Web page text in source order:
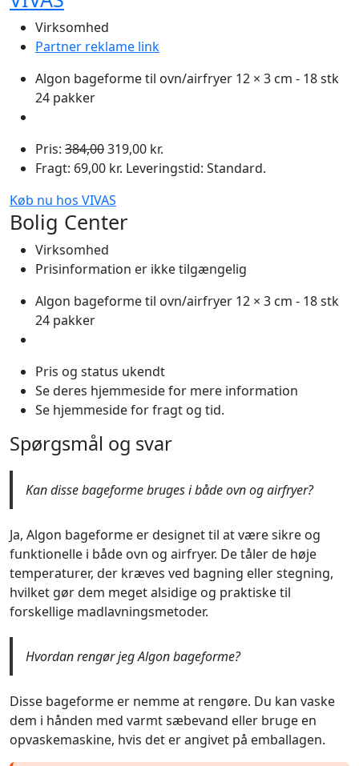
Virksomhed
Partner reklame link
Algon bageforme til ovn/airfryer 12 × 3 cm - 18 stk
24 pakker
Pris: 384,00319,00 kr.
Fragt: 69,00 kr. Leveringstid: Standard.
Køb nu hos VIVAS
Bolig Center
Virksomhed
Prisinformation er ikke tilgængelig
Algon bageforme til ovn/airfryer 12 × 3 cm - 18 stk
24 pakker
Pris og status ukendt
Se deres hjemmeside for mere information
Se hjemmeside for fragt og tid.
Spørgsmål og svar
Kan disse bageforme bruges i både ovn og airfryer?
Ja, Algon bageforme er designet til at være sikre og
funktionelle i både ovn og airfryer. De tåler de høje
temperaturer, der kræves ved bagning eller stegning,
hvilket gør dem meget alsidige og praktiske til
forskellige madlavningsmetoder.
Hvordan rengør jeg Algon bageforme?
Disse bageforme er nemme at rengøre. Du kan vaske
dem i hånden med varmt sæbevand eller bruge en
opvaskemaskine, hvis det er angivet på emballagen.